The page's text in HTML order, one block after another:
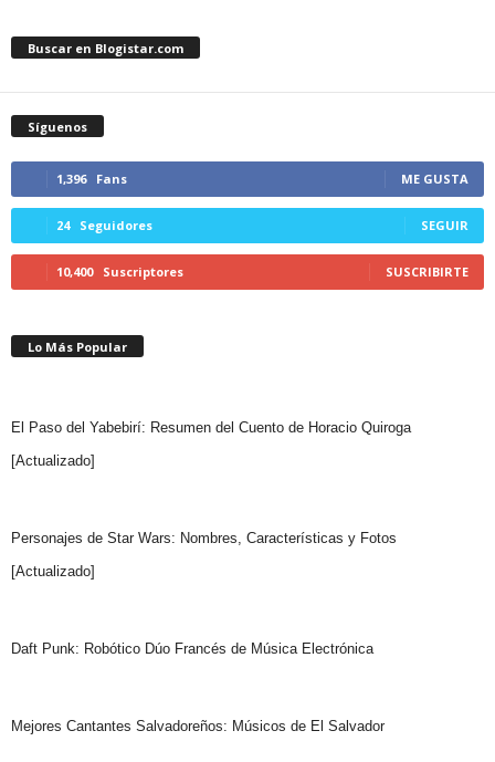
Buscar en Blogistar.com
Síguenos
1,396 Fans ME GUSTA
24 Seguidores SEGUIR
10,400 Suscriptores SUSCRIBIRTE
Lo Más Popular
El Paso del Yabebirí: Resumen del Cuento de Horacio Quiroga
[Actualizado]
Personajes de Star Wars: Nombres, Características y Fotos
[Actualizado]
Daft Punk: Robótico Dúo Francés de Música Electrónica
Mejores Cantantes Salvadoreños: Músicos de El Salvador